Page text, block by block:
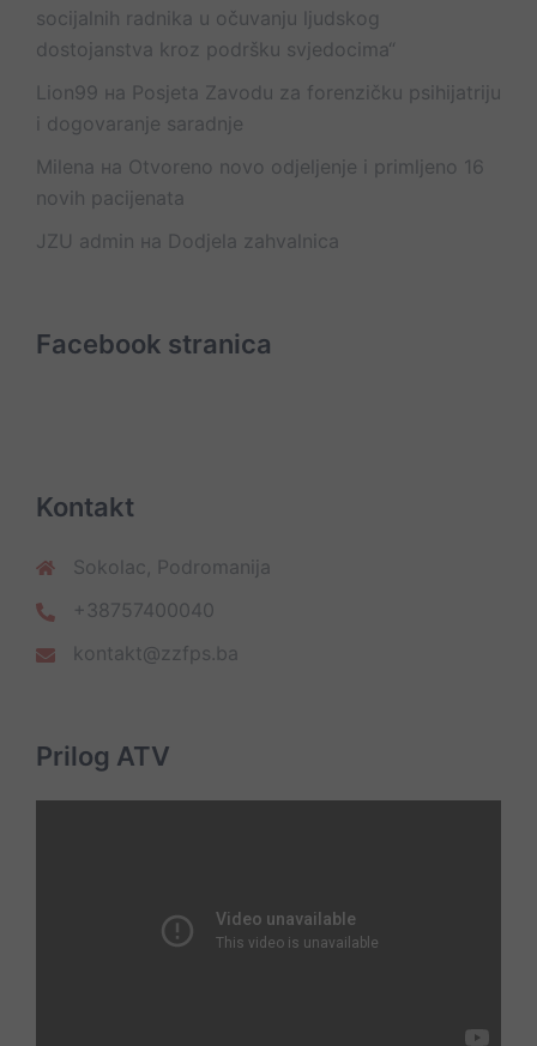
socijalnih radnika u očuvanju ljudskog
dostojanstva kroz podršku svjedocima“
Lion99 на Posjeta Zavodu za forenzičku psihijatriju
i dogovaranje saradnje
Milena на Otvoreno novo odjeljenje i primljeno 16
novih pacijenata
JZU admin на Dodjela zahvalnica
Facebook stranica
Kontakt
Sokolac, Podromanija
+38757400040
kontakt@zzfps.ba
Prilog ATV